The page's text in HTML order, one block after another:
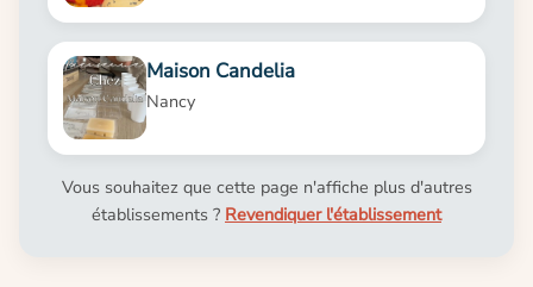
Maison Candelia
Nancy
Vous souhaitez que cette page n'affiche plus d'autres
établissements ? Revendiquer l'établissement